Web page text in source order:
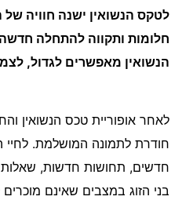
לטקס הנשואין ישנה חוויה
חלומות ותקווה להתחלה
הנשואין מאפשרים לגדול,
לאחר אופוריית טכס הנשואין
חודרת לתמונה המושלמת. לחיי
חדשים, תחושות חדשות, שאלות
בני הזוג במצבים שאינם